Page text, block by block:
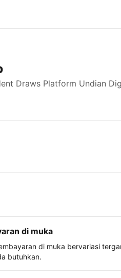
Draws Platform Undian
di muka
di muka bervariasi
butuhkan.